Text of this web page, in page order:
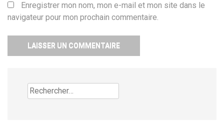
Enregistrer mon nom, mon e-mail et mon site dans le
navigateur pour mon prochain commentaire.
Rechercher :